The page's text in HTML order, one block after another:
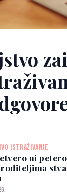
ISTRAŽIVANJE
ni
roditeljima